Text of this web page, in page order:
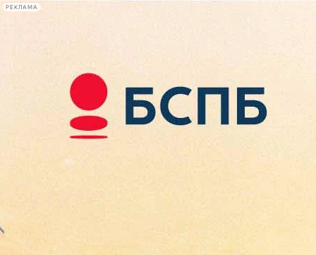
РЕКЛАМА
Сегодня:
2026.08.08
05:05
Афиша Plus